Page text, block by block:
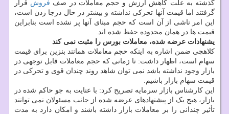
گذشته به علت کاهش ارزش و حجم معاملات در صف فروش قرار
گرفتند اما قیمت آنها تحرکی نداشته و بیشتر در حال درجا زدن است،
این امر ناشی از آن است که حجم مبنای آنها پر نشده است بنابراین
قیمت ها در همان محدوده حفظ شده اند.
یشنهادات عرضه شده، معاملات بورس را مثبت نمی کند
کلاهچی ضمن اشاره به اینکه حجم معاملات همانند بنزین برای قیمت
سهام است، اظهار داشت: تا زمانی که حجم معاملات قابل توجهی در
بازار وجود نداشته باشد نمی توان شاهد روند چندان قوی و تحرکی در
قیمت سهام بازار باشیم.
این کارشناس بازار سرمایه تصریح کرد: با عنایت به جو حاکم شده در
بازار، هیچ یک از پیشنهادهای عرضه شده از جانب مسئولان نمی توانند
تأثیر چندانی را بر معاملات بازار داشته باشند و امکان دارد به مدت